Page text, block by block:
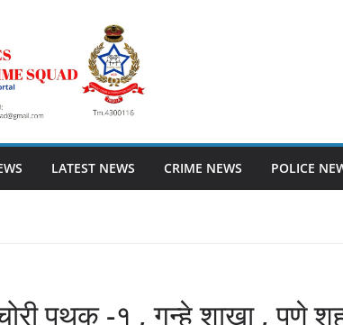
LATEST NEWS CRIME NEWS POLICE
पथक -१ , गुन्हे शाखा , पुणे